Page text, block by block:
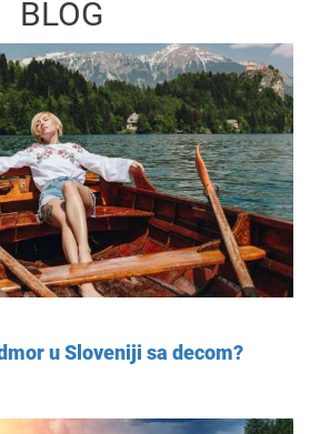
BLOG
u Sloveniji sa decom?